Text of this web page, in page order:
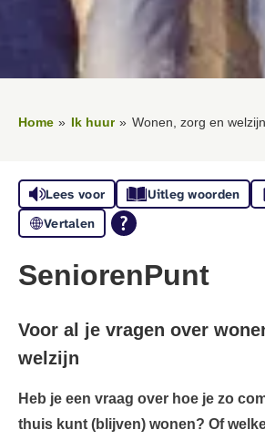
Home Ik huur Wonen, zorg en welzijn
Lees voor Uitleg woorden
Vertalen
SeniorenPunt
Voor al je vragen over wonen, zorg en
welzijn
Heb je een vraag over hoe je zo
thuis kunt (blijven) wonen? Of